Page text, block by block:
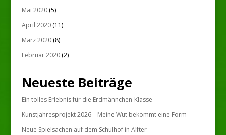
Mai 2020(5)
April 2020(11)
März 2020(8)
Februar 2020(2)
Neueste Beiträge
Ein tolles Erlebnis für die Erdmännchen-Klasse
Kunstjahresprojekt 2026 – Meine Wut bekommt eine Form
Neue Spielsachen auf dem Schulhof in Alfter